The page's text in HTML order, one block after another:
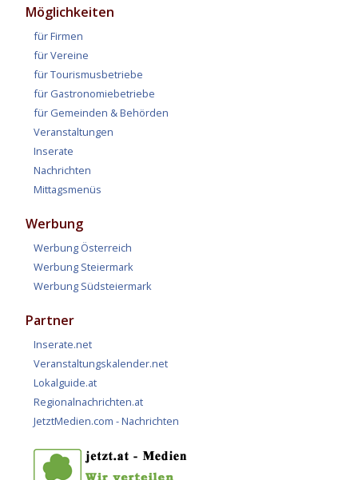
Möglichkeiten
für Firmen
für Vereine
für Tourismusbetriebe
für Gastronomiebetriebe
für Gemeinden & Behörden
Veranstaltungen
Inserate
Nachrichten
Mittagsmenüs
Werbung
Werbung Österreich
Werbung Steiermark
Werbung Südsteiermark
Partner
Inserate.net
Veranstaltungskalender.net
Lokalguide.at
Regionalnachrichten.at
JetztMedien.com - Nachrichten